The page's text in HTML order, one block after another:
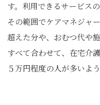
す。利用できるサービス
その範囲でケアマネジャ
超えた分や、おむつ代や
すべて合わせて、在宅介
５万円程度の人が多いよう